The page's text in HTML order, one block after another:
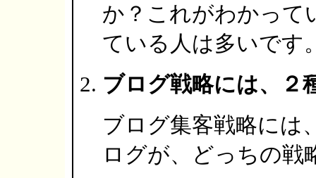
か？これがわかって
ている人は多いです
ブログ戦略には、２
ブログ集客戦略には
ログが、どっちの戦